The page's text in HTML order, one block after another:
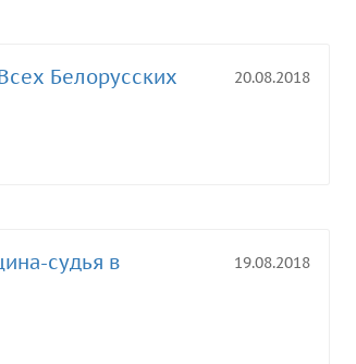
Белорусских
20.08.2018
судья в
19.08.2018